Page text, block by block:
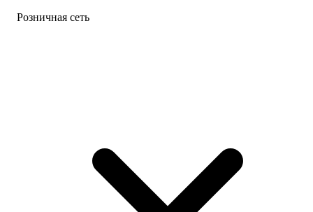
Розничная сеть